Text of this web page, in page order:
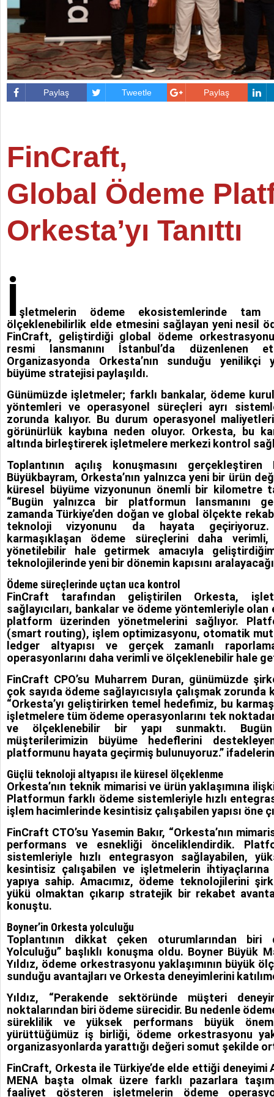
Paylaş Tweetle Paylaş
FinCraft,
Global Ödeme
Orkesta’yı Tanıttı
İ şletmelerin ödeme ekosistemlerinde
ölçeklenebilirlik elde etmesini sağlayan yeni nesil
FinCraft, geliştirdiği global ödeme
resmi lansmanını İstanbul’da düzenlenen
Organizasyonda Orkesta’nın sunduğu yenilikçi
büyüme stratejisi paylaşıldı.
Günümüzde işletmeler; farklı bankalar, ödeme
yöntemleri ve operasyonel süreçleri ayrı
zorunda kalıyor. Bu durum operasyonel
görünürlük kaybına neden oluyor. Orkesta, bu
altında birleştirerek işletmelere merkezi kontrol
Toplantının açılış konuşmasını
Büyükbayram, Orkesta’nın yalnızca yeni bir ürün
küresel büyüme vizyonunun önemli bir kilometre
“Bugün yalnızca bir platformun lansmanını
zamanda Türkiye’den doğan ve global ölçekte
teknoloji vizyonunu da hayata
karmaşıklaşan ödeme süreçlerini daha
yönetilebilir hale getirmek amacıyla
teknolojilerinde yeni bir dönemin kapısını
Ödeme süreçlerinde uçtan uca kontrol
FinCraft tarafından geliştirilen Orkesta,
sağlayıcıları, bankalar ve ödeme yöntemleriyle
platform üzerinden yönetmelerini sağlıyor.
(smart routing), işlem optimizasyonu, otomatik
ledger altyapısı ve gerçek zamanlı
operasyonlarını daha verimli ve ölçeklenebilir hale
FinCraft CPO’su Muharrem Duran, günümüzde
çok sayıda ödeme sağlayıcısıyla çalışmak zorunda
“Orkesta’yı geliştirirken temel hedefimiz, bu
işletmelere tüm ödeme operasyonlarını tek
ve ölçeklenebilir bir yapı sunmaktı.
müşterilerimizin büyüme hedeflerini
platformunu hayata geçirmiş bulunuyoruz.”
Güçlü teknoloji altyapısı ile küresel ölçeklenme
Orkesta’nın teknik mimarisi ve ürün yaklaşımına
Platformun farklı ödeme sistemleriyle hızlı
işlem hacimlerinde kesintisiz çalışabilen yapısı öne
FinCraft CTO’su Yasemin Bakır, “Orkesta’nın
performans ve esnekliği önceliklendirdik.
sistemleriyle hızlı entegrasyon sağlayabilen,
kesintisiz çalışabilen ve işletmelerin
yapıya sahip. Amacımız, ödeme teknolojilerini
yükü olmaktan çıkarıp stratejik bir rekabet
konuştu.
Boyner’in Orkesta yolculuğu
Toplantının dikkat çeken oturumlarından biri
Yolculuğu” başlıklı konuşma oldu. Boyner Büyük
Yıldız, ödeme orkestrasyonu yaklaşımının büyük
sunduğu avantajları ve Orkesta deneyimlerini
Yıldız, “Perakende sektöründe müşteri
noktalarından biri ödeme sürecidir. Bu nedenle
süreklilik ve yüksek performans büyük
yürüttüğümüz iş birliği, ödeme orkestrasyonu
organizasyonlarda yarattığı değeri somut şekilde
FinCraft, Orkesta ile Türkiye’de elde ettiği deneyimi
MENA başta olmak üzere farklı pazarlara
faaliyet gösteren işletmelerin ödeme